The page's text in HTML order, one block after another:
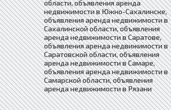
области, объявления аренда
недвижимости в Южно-Сахалинске,
объявления аренда недвижимости в
Сахалинской области, объявления
аренда недвижимости в Саратове,
объявления аренда недвижимости в
Саратовской области, объявления
аренда недвижимости в Самаре,
объявления аренда недвижимости в
Самарской области, объявления
аренда недвижимости в Рязани